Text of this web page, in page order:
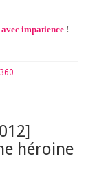
impatience !
héroine